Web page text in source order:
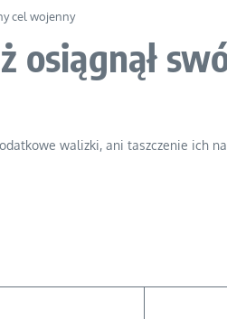
cel wojenny
osiągnął
walizki, ani taszczenie ich